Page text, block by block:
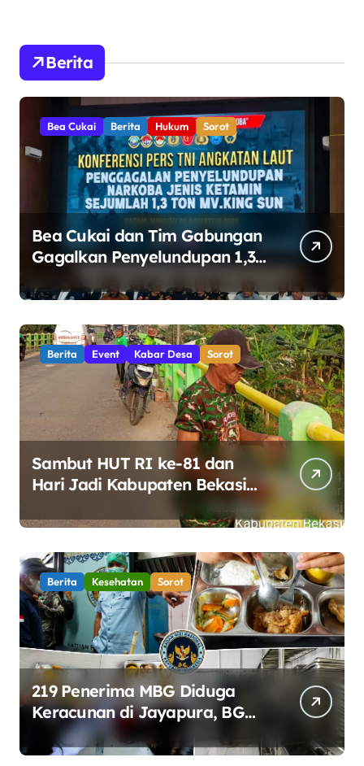
Berita
Bea Cukai Berita Hukum Sorot
Bea Cukai dan Tim Gabungan
Gagalkan Penyelundupan 1,3
Ton Ketamin di Perairan
Bintan
Berita Event Kabar Desa Sorot
Sambut HUT RI ke-81 dan
Hari Jadi Kabupaten Bekasi
ke-76, Pemdes Muara bakti
Gotong Royong Percantik
Jembatan CBL
Berita Kesehatan Sorot
219 Penerima MBG Diduga
Keracunan di Jayapura, BGN
Perketat Pengawasan
Keamanan Pangan